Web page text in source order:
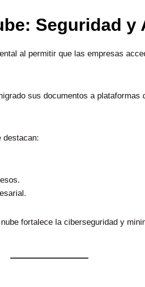
Seguridad y
al permitir que las empresas
sus documentos a
destacan:
fortalece la ciberseguridad y